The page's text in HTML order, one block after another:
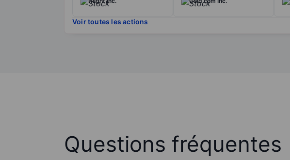
Voir toutes les actions
Questions fréquentes